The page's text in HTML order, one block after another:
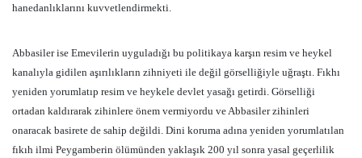
hanedanlıklarını kuvvetlendirmekti.
Abbasiler ise Emevilerin uyguladığı bu politikaya karşın resim ve heykel
kanalıyla gidilen aşırılıkların zihniyeti ile değil görselliğiyle uğraştı. Fıkhı
yeniden yorumlatıp resim ve heykele devlet yasağı getirdi. Görselliği
ortadan kaldırarak zihinlere önem vermiyordu ve Abbasiler zihinleri
onaracak basirete de sahip değildi. Dini koruma adına yeniden yorumlatılan
fıkıh ilmi Peygamberin ölümünden yaklaşık 200 yıl sonra yasal geçerlilik